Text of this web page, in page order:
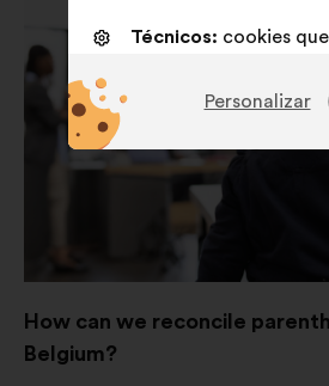
How can we reconcile
Belgium?
Técnicos: cookies
do sitio Internet
melhorar a sua
Estatísticos:
enriquecer a análise
forma agregada
Personalizar